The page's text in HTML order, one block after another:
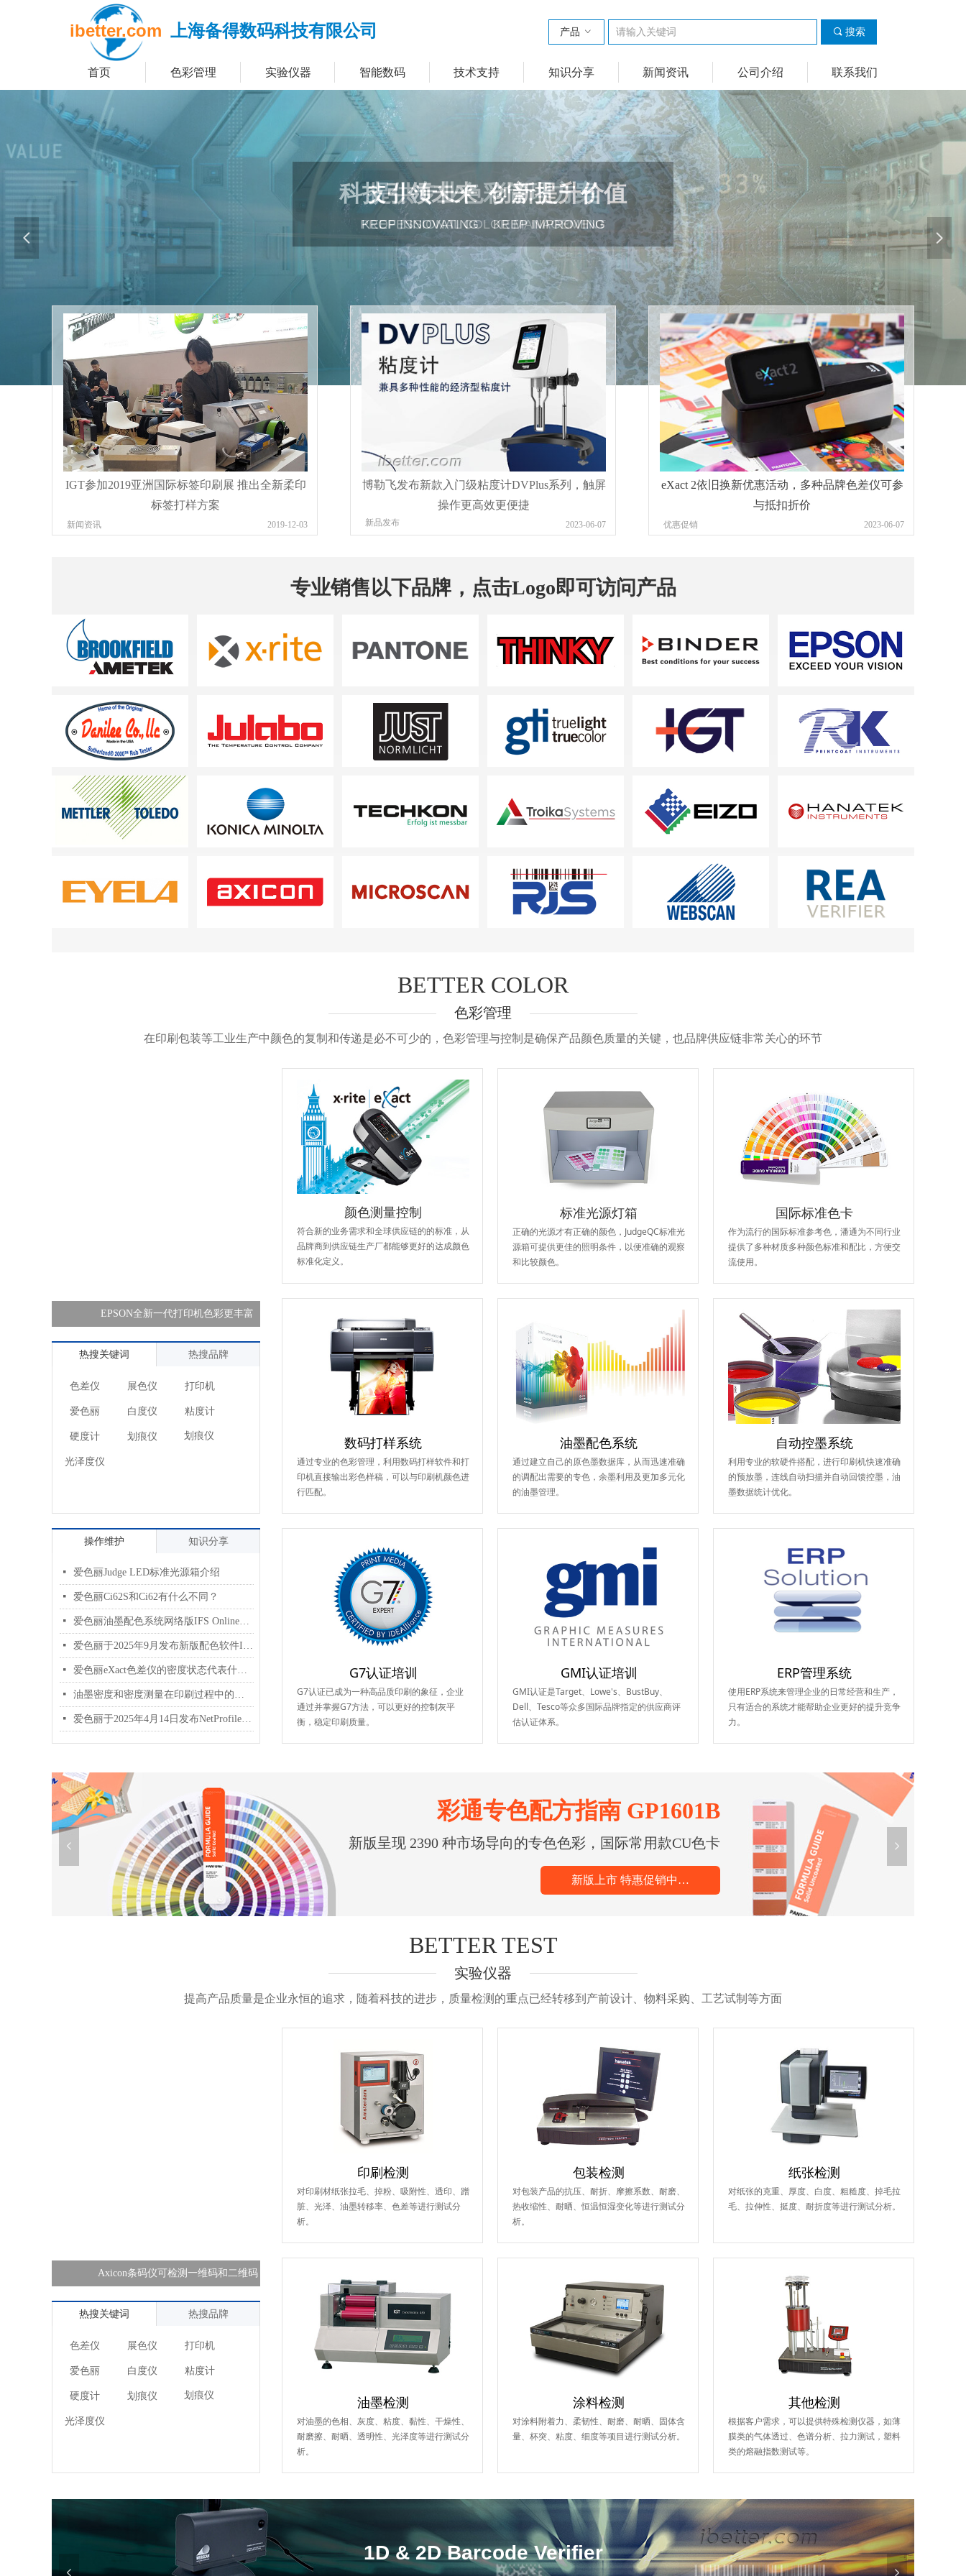
首页 色彩管理 实验仪器 智能数码 技术支持 知识分享 新闻资讯 公司介绍 联系我们
끠 搜索
产品 ꀁ
ibetter.com 上海备得数码科技有限公司
颜色测量控制
符合新的业务需求和全球供应链的的标准，从
品牌商到供应链生产厂都能够更好的达成颜色
标准化定义。
在印刷包装等工业生产中颜色的复制和传递是必不可少的，色彩管理与控制是确保产品颜色质量的关键，也品牌供应链非常关心的环节
BETTER COLOR
色彩管理
国际标准色卡
作为流行的国际标准参考色，潘通为不同行业
提供了多种材质多种颜色标准和配比，方便交
流使用。
数码打样系统
通过专业的色彩管理，利用数码打样软件和打
印机直接输出彩色样稿，可以与印刷机颜色进
行匹配。
G7认证培训
G7认证已成为一种高品质印刷的象征，企业
通过并掌握G7方法，可以更好的控制灰平
衡，稳定印刷质量。
油墨配色系统
通过建立自己的原色墨数据库，从而迅速准确
的调配出需要的专色，余墨利用及更加多元化
的油墨管理。
自动控墨系统
利用专业的软硬件搭配，进行印刷机快速准确
的预放墨，连线自动扫描并自动回馈控墨，油
墨数据统计优化。
ERP管理系统
使用ERP系统来管理企业的日常经营和生产，
只有适合的系统才能帮助企业更好的提升竞争
力。
GMI认证培训
GMI认证是Target、Lowe's、BustBuy、
Dell、Tesco等众多国际品牌指定的供应商评
估认证体系。
标准光源灯箱
正确的光源才有正确的颜色，JudgeQC标准光
源箱可提供更佳的照明条件，以便准确的观察
和比较颜色。
操作维护 知识分享
넷 爱色丽Judge LED标准光源箱介绍
넷 爱色丽Ci62S和Ci62有什么不同？
넷 爱色丽油墨配色系统网络版IFS Online介绍
넷 爱色丽于2025年9月发布新版配色软件InkFormulation v6.6.3
넷 爱色丽eXact色差仪的密度状态代表什么意思？应该如何选择？
넷 油墨密度和密度测量在印刷过程中的应用
넷 爱色丽于2025年4月14日发布NetProfiler 3 v3.6.0网络校正软件下载地址
热搜关键词 热搜品牌
色差仪 打印机
粘度计
展色仪
白度仪
划痕仪
爱色丽
硬度计
光泽度仪
划痕仪
EPSON全新一代打印机色彩更丰富
科技引领未来 创新提升价值
KEEP INNOVATING KEEP IMPROVING
넳 넲
IGT参加2019亚洲国际标签印刷展 推出全新柔印
标签打样方案
2019-12-03
新闻资讯
博勒飞发布新款入门级粘度计DVPlus系列，触屏
操作更高效更便捷
2023-06-07
新品发布
eXact 2依旧换新优惠活动，多种品牌色差仪可参
与抵扣折价
2023-06-07
优惠促销
印刷检测
对印刷材纸张拉毛、掉粉、吸附性、透印、蹭
脏、光泽、油墨转移率、色差等进行测试分
析。
提高产品质量是企业永恒的追求，随着科技的进步，质量检测的重点已经转移到产前设计、物料采购、工艺试制等方面
BETTER TEST
实验仪器
纸张检测
对纸张的克重、厚度、白度、粗糙度、掉毛拉
毛、拉伸性、挺度、耐折度等进行测试分析。
包装检测
对包装产品的抗压、耐折、摩擦系数、耐磨、
热收缩性、耐晒、恒温恒湿变化等进行测试分
析。
油墨检测
对油墨的色相、灰度、粘度、黏性、干燥性、
耐磨擦、耐晒、透明性、光泽度等进行测试分
析。
涂料检测
对涂料附着力、柔韧性、耐磨、耐晒、固体含
量、杯突、粘度、细度等项目进行测试分析。
其他检测
根据客户需求，可以提供特殊检测仪器，如薄
膜类的气体透过、色谱分析、拉力测试，塑料
类的熔融指数测试等。
Axicon条码仪可检测一维码和二维码
热搜关键词 热搜品牌
色差仪 打印机
粘度计
展色仪
白度仪
划痕仪
爱色丽
硬度计
光泽度仪
划痕仪
1D & 2D Barcode Verifier
SUTHERLAND 2000RUB TESTER
넳 넲
新版上市 特惠促销中…
彩通专色配方指南 GP1601B
新版呈现 2390 种市场导向的专色色彩，国际常用款CU色卡
新版高级金属色 GG1507B
光面铜版纸配方指南及色票，655种包装金属色彩
新版上市 特惠促销中…
넳 넲
专业销售以下品牌，点击Logo即可访问产品